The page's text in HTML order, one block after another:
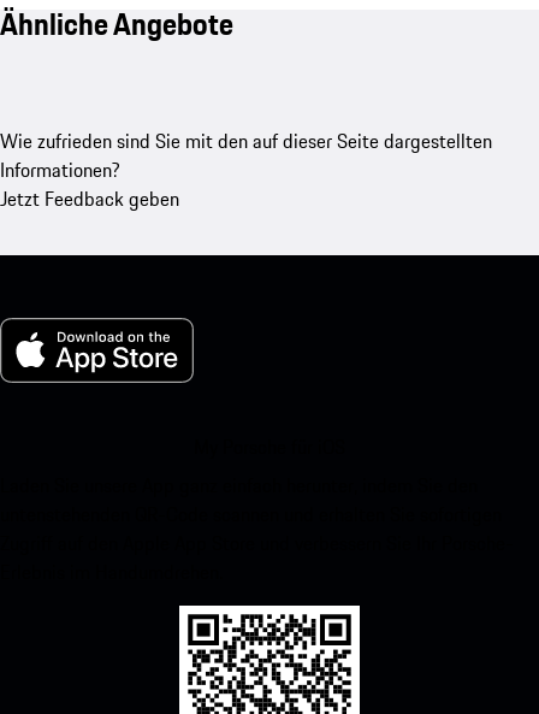
Ähnliche Angebote
Wie zufrieden sind Sie mit den auf dieser Seite dargestellten
Informationen?
Jetzt Feedback geben